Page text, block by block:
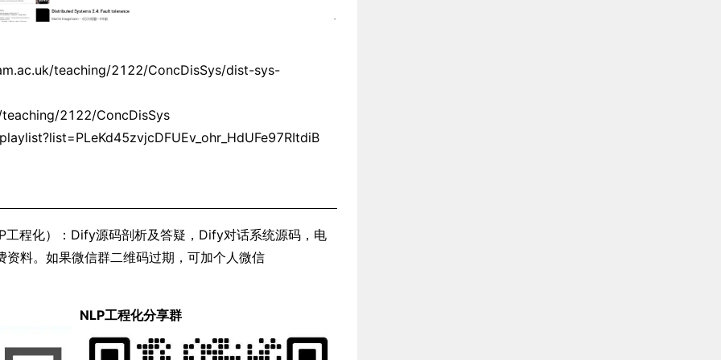
teaching/2122/ConcDisSys/dist-sys-
2122/ConcDisSys
工程化）：Dify源码剖析及答疑，Dify对话系统源码，电
资料。如果微信群二维码过期，可加个人微信
NLP工程化分享群